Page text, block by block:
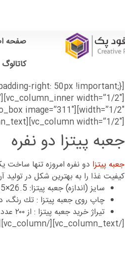
صفحه
کاتالوگ
[vc_column width=”1/2″][vc_column_text]
جعبه پیتزا دو نفره
جعبه پیتزا دو نفره امروزه تنها ساخت
کیفیت غذا را به بهترین شکل در تولید
سایز (اندازه) جعبه پیتزا: 26.5×26.5×4 سانتی متر
چاپ روی جعبه پیتزا : تك
تیراژ خرید جعبه پیتزا : از ٢٠٠ عدد تا ٥٠،٠٠٠ عدد و بیشتر!
[/vc_column_text][/vc_column][/vc_row]